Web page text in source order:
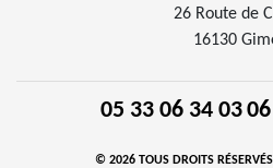
26 Route de
16130
05 33 06 34 03
© 2026 TOUS DROITS